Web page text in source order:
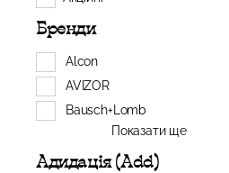
Бренди
Alcon
AVIZOR
Bausch+Lomb
Показати ще
Адидація (Add)